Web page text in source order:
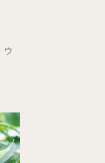
ウ